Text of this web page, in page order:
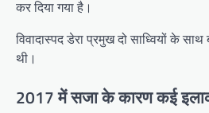
कर दिया गया है।
विवादास्पद डेरा प्रमुख दो साध्वियों के
थी।
2017 में सजा के कारण कई